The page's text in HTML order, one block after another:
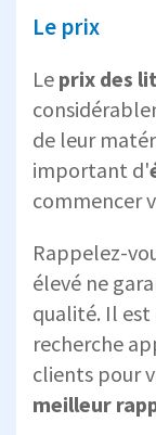
Le prix
Le prix des
de leur
important d'
commencer
Rappelez-
élevé ne
qualité. Il est
recherche
clients pour
meilleur